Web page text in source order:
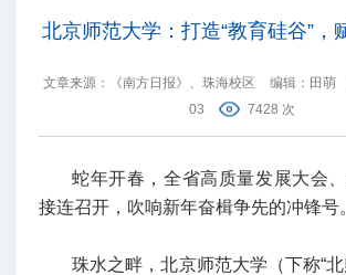
北京师范大学：打造“教育硅谷”，
文章来源：《南方日报》、珠海校区 编辑：田萌
03
7428 次
蛇年开春，全省高质量发展大会
接连召开，吹响新年奋楫争先的冲锋号
珠水之畔，北京师范大学（下称“